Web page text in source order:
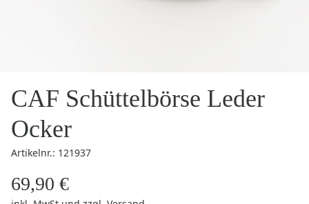
CAF Schüttelbörse Leder
Ocker
Artikelnr.: 121937
69,90 €